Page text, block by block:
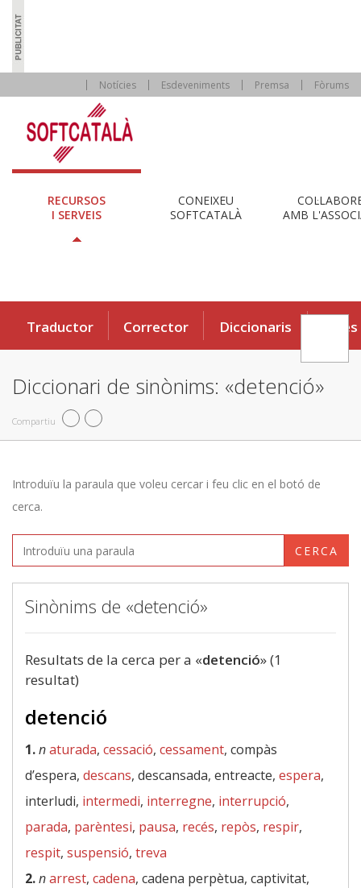
Notícies Esdeveniments Premsa Fòrums
RECURSOS
I SERVEIS
CONEIXEU
SOFTCATALÀ
AMB
Traductor Corrector Diccionaris Eines
Diccionari de sinònims: «detenció»
Compartiu
Introduïu la paraula que voleu cercar i feu clic en el botó de
cerca.
CERCA
Sinònims de «detenció»
Resultats de la cerca per a «detenció» (1
resultat)
detenció
1.naturada, cessació, cessament, compàs
d’espera, descans, descansada, entreacte, espera,
interludi, intermedi, interregne, interrupció,
parada, parèntesi, pausa, recés, repòs, respir,
respit, suspensió, treva
2.narrest, cadena, cadena perpètua, captivitat,